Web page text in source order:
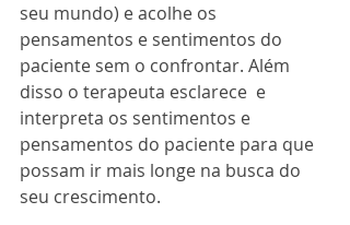
seu mundo) e acolhe os
pensamentos e sentimentos do
paciente sem o confrontar. Além
disso o terapeuta esclarece  e
interpreta os sentimentos e
pensamentos do paciente para que
possam ir mais longe na busca do
seu crescimento.